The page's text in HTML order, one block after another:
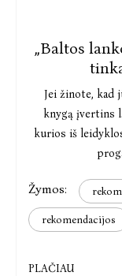
„Baltos
Jei žinote, kad
knygą įvertins
kurios iš
Žymos:
rekomendacijos
PLAČIAU